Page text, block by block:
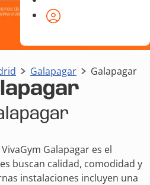
Galapagar Galapagar
Galapagar es el
buscan calidad, comodidad y
instalaciones incluyen una